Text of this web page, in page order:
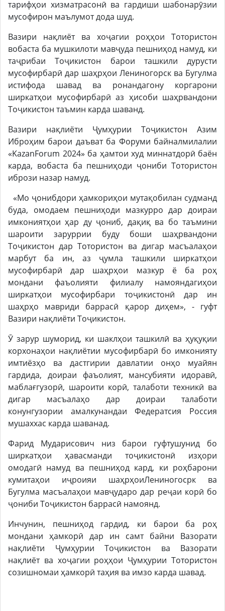
тарифҳои хизматрасонӣ ва гардиши шабонарӯзии
мусофирон маълумот дода шуд.
Вазири нақлиёт ва хоҷагии роҳҳои Тотористон
вобаста ба мушкилоти мавҷуда пешниҳод намуд, ки
таҷрибаи Тоҷикистон барои ташкили дурусти
мусофирбарӣ дар шаҳрҳои Лениногорск ва Бугулма
истифода шавад ва ронандагону коргарони
ширкатҳои мусофирбарӣ аз ҳисоби шаҳрвандони
Тоҷикистон таъмин карда шаванд.
Вазири нақлиёти Ҷумҳурии Тоҷикистон Азим
Иброҳим барои даъват ба Форуми байналмилалии
«KazanForum 2024» ба ҳамтои худ миннатдорӣ баён
карда, вобаста ба пешниҳоди ҷониби Тотористон
ибрози назар намуд.
«Мо ҷонибдори ҳамкориҳои мутақобилан судманд
буда, омодаем пешниҳоди мазкурро дар доираи
имкониятҳои ҳар ду ҷониб, дақиқ ва бо таъмини
шароити заруррии буду боши шаҳрвандони
Тоҷикистон дар Тотористон ва дигар масъалаҳои
марбут ба ин, аз ҷумла ташкили ширкатҳои
мусофирбарӣ дар шаҳрҳои мазкур ё ба роҳ
мондани фаъолияти филиалу намояндагиҳои
ширкатҳои мусофирбари тоҷикистонӣ дар ин
шаҳрҳо мавриди баррасӣ қарор диҳем», - гуфт
Вазири нақлиёти Тоҷикистон.
Ӯ зарур шуморид, ки шаклҳои ташкилӣ ва ҳуқуқии
корхонаҳои нақлиётии мусофирбарӣ бо имконияту
имтиёзҳо ва дастгирии давлатии онҳо муайян
гардида, доираи фаъолият, мансубияти идоравӣ,
маблағгузорӣ, шароити корӣ, талаботи техникӣ ва
дигар масъалаҳо дар доираи талаботи
конунгузории амалкунандаи Федератсия Россия
мушаххас карда шаванад.
Фарид Мударисович низ барои гуфтушунид бо
ширкатҳои ҳавасманди тоҷикистонӣ изҳори
омодагӣ намуд ва пешниҳод кард, ки роҳбарони
кумитаҳои иҷроияи шаҳрҳоиЛениногосрк ва
Бугулма масъалаҳои мавҷударо дар реҷаи корӣ бо
ҷониби Тоҷикистон баррасӣ намоянд.
Инчунин, пешниҳод гардид, ки барои ба роҳ
мондани ҳамкорӣ дар ин самт байни Вазорати
нақлиёти Ҷумҳурии Тоҷикистон ва Вазорати
нақлиёт ва хоҷагии роҳҳои Ҷумҳурии Тотористон
созишномаи ҳамкорӣ таҳия ва имзо карда шавад.